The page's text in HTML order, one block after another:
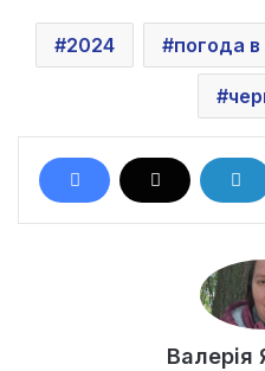
2024 погода в
Валерія